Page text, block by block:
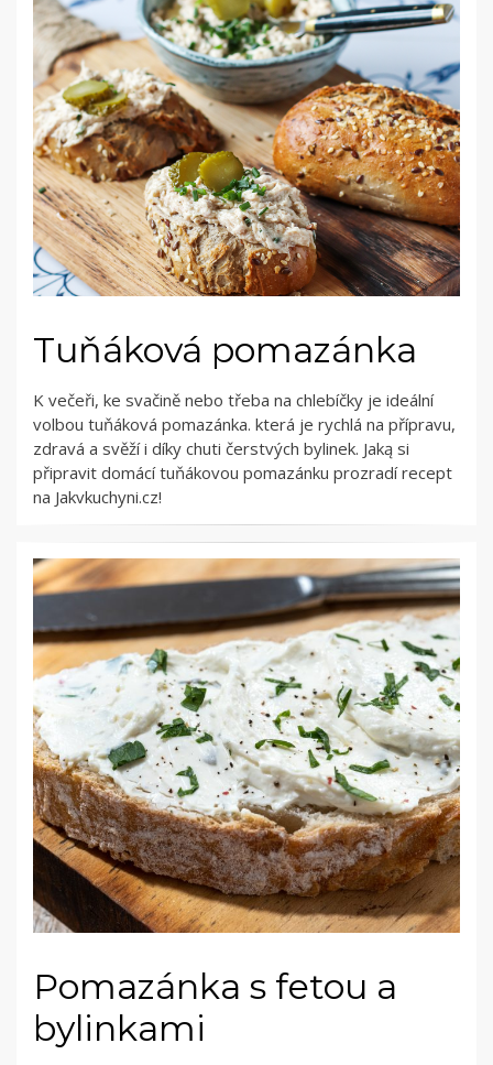
Tuňáková pomazánka
K večeři, ke svačině nebo třeba na chlebíčky je ideální
volbou tuňáková pomazánka. která je rychlá na přípravu,
zdravá a svěží i díky chuti čerstvých bylinek. Jaką si
připravit domácí tuňákovou pomazánku prozradí recept
na Jakvkuchyni.cz!
Pomazánka s fetou a
bylinkami